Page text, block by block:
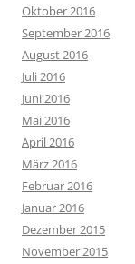
Oktober 2016
September 2016
August 2016
Juli 2016
Juni 2016
Mai 2016
April 2016
März 2016
Februar 2016
Januar 2016
Dezember 2015
November 2015